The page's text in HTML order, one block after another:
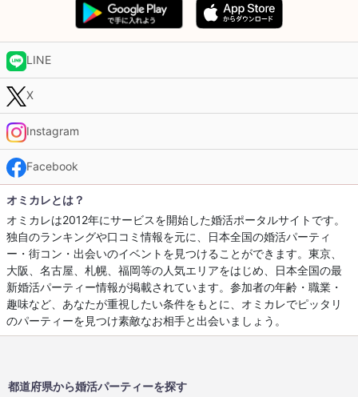
LINE
X
Instagram
Facebook
オミカレとは？
オミカレは2012年にサービスを開始した婚活ポータルサイトです。
独自のランキングや口コミ情報を元に、日本全国の婚活パーティ
ー・街コン・出会いのイベントを見つけることができます。東京、
大阪、名古屋、札幌、福岡等の人気エリアをはじめ、日本全国の最
新婚活パーティー情報が掲載されています。参加者の年齢・職業・
趣味など、あなたが重視したい条件をもとに、オミカレでピッタリ
のパーティーを見つけ素敵なお相手と出会いましょう。
都道府県から婚活パーティーを探す